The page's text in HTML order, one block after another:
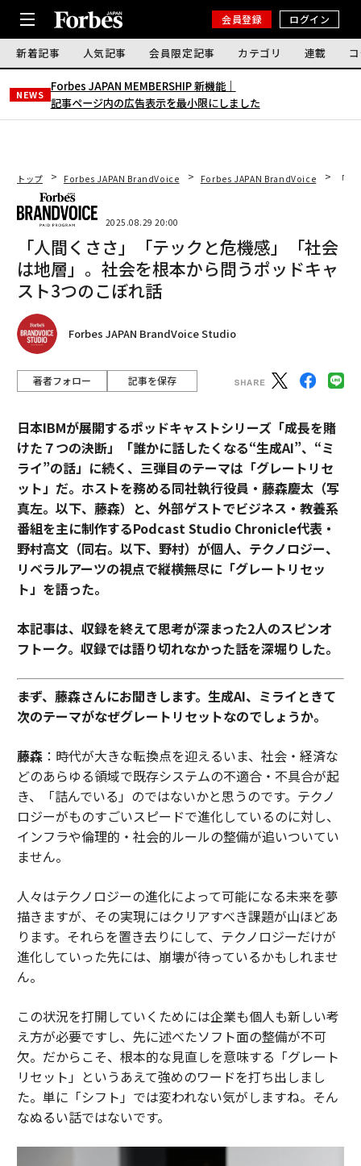
会員登録 ログイン
新着記事 人気記事 会員限定記事 カテゴリ 連載
NEWS
Forbes JAPAN MEMBERSHIP 新機能｜
記事ページ内の広告表示を最小限にしました
トップ Forbes JAPAN BrandVoice Forbes JAPAN BrandVoice 「
2025.08.29 20:00
「人間くささ」「テックと危機感」「社会
は地層」。社会を根本から問うポッドキャ
スト3つのこぼれ話
Forbes JAPAN BrandVoice Studio
著者フォロー 記事を保存
日本IBMが展開するポッドキャストシリーズ「成長を賭
けた７つの決断」「誰かに話したくなる“生成AI”、“ミ
ライ”の話」に続く、三弾目のテーマは「グレートリセ
ット」だ。ホストを務める同社執行役員・藤森慶太（写
真左。以下、藤森）と、外部ゲストでビジネス・教養系
番組を主に制作するPodcast Studio Chronicle代表・
野村高文（同右。以下、野村）が個人、テクノロジー、
リベラルアーツの視点で縦横無尽に「グレートリセッ
ト」を語った。
本記事は、収録を終えて思考が深まった2人のスピンオ
フトーク。収録では語り切れなかった話を深堀りした。
――まず、藤森さんにお聞きします。生成AI、ミライときて
次のテーマがなぜグレートリセットなのでしょうか。
藤森：時代が大きな転換点を迎えるいま、社会・経済な
どのあらゆる領域で既存システムの不適合・不具合が起
き、「詰んでいる」のではないかと思うのです。テクノ
ロジーがものすごいスピードで進化しているのに対し、
インフラや倫理的・社会的ルールの整備が追いついてい
ません。
人々はテクノロジーの進化によって可能になる未来を夢
描きますが、その実現にはクリアすべき課題が山ほどあ
ります。それらを置き去りにして、テクノロジーだけが
進化していった先には、崩壊が待っているかもしれませ
ん。
この状況を打開していくためには企業も個人も新しい考
え方が必要ですし、先に述べたソフト面の整備が不可
欠。だからこそ、根本的な見直しを意味する「グレート
リセット」というあえて強めのワードを打ち出しまし
た。単に「シフト」では変われない気がしますね。そん
なぬるい話ではないです。